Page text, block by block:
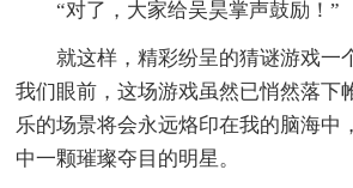
“对了，大家给吴昊掌声鼓励！”
就这样，精彩纷呈的猜谜游戏一
我们眼前，这场游戏虽然已悄然落下
乐的场景将会永远烙印在我的脑海中
中一颗璀璨夺目的明星。